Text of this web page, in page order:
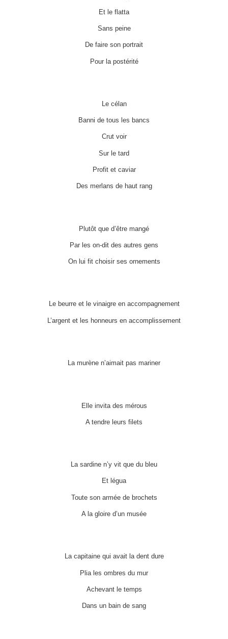
Et le flatta
Sans peine
De faire son portrait
Pour la postérité
Le célan
Banni de tous les bancs
Crut voir
Sur le tard
Profit et caviar
Des merlans de haut rang
Plutôt que d’être mangé
Par les on-dit des autres gens
On lui fit choisir ses ornements
Le beurre et le vinaigre en accompagnement
L’argent et les honneurs en accomplissement
La murène n’aimait pas mariner
Elle invita des mérous
A tendre leurs filets
La sardine n’y vit que du bleu
Et légua
Toute son armée de brochets
A la gloire d’un musée
La capitaine qui avait la dent dure
Plia les ombres du mur
Achevant le temps
Dans un bain de sang